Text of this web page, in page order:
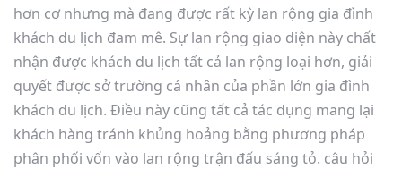
hơn cơ nhưng mà đang được rất kỳ lan rộng gia đình
khách du lịch đam mê. Sự lan rộng giao diện này chất
nhận được khách du lịch tất cả lan rộng loại hơn, giải
quyết được sở trường cá nhân của phần lớn gia đình
khách du lịch. Điều này cũng tất cả tác dụng mang lại
khách hàng tránh khủng hoảng bằng phương pháp
phân phối vốn vào lan rộng trận đấu sáng tỏ. câu hỏi